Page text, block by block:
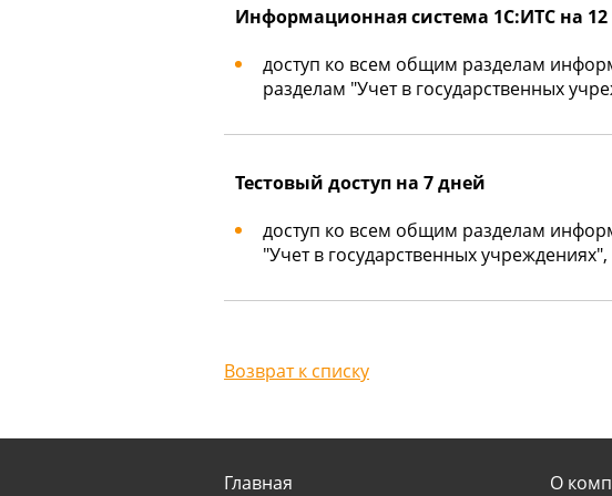
Информационная система 1С:ИТС на 12
доступ ко всем общим разделам
разделам "Учет в государственных
Тестовый доступ на 7 дней
доступ ко всем общим разделам
"Учет в государственных
Возврат к списку
Главная О